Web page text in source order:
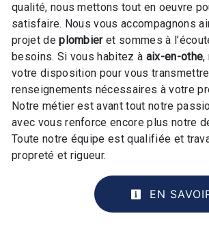
qualité, nous mettons tout en oeuvre
satisfaire. Nous vous accompagnons
projet deplombieret sommes à
besoins. Si vous habitez à aix-en-othe,
votre disposition pour vous
renseignements nécessaires à votre
Notre métier est avant tout notre
avec vous renforce encore plus notre
Toute notre équipe est qualifiée et
propreté et rigueur.
EN